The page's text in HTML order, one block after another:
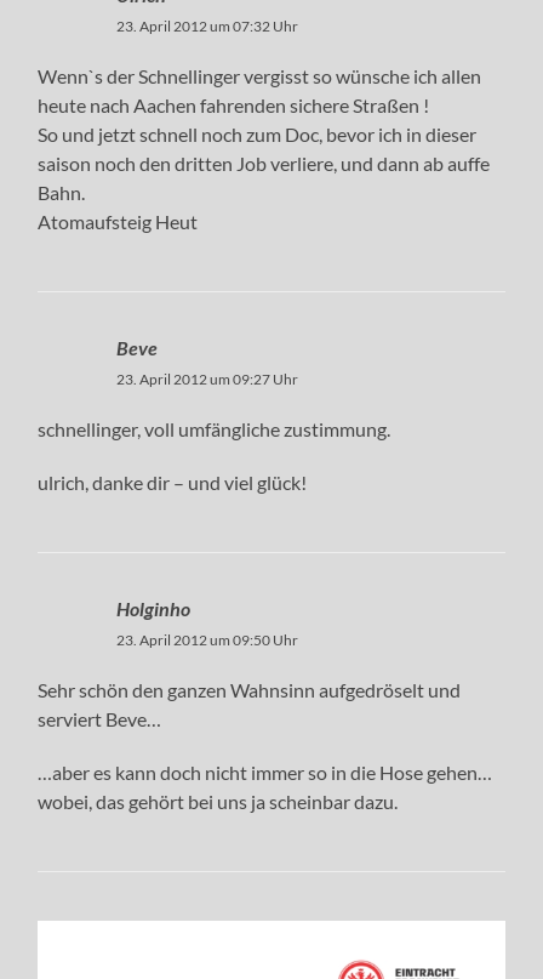
23. April 2012 um 07:32 Uhr
Wenn`s der Schnellinger vergisst so wünsche ich allen
heute nach Aachen fahrenden sichere Straßen !
So und jetzt schnell noch zum Doc, bevor ich in dieser
saison noch den dritten Job verliere, und dann ab auffe
Bahn.
Atomaufsteig Heut
Beve
23. April 2012 um 09:27 Uhr
schnellinger, voll umfängliche zustimmung.
ulrich, danke dir – und viel glück!
Holginho
23. April 2012 um 09:50 Uhr
Sehr schön den ganzen Wahnsinn aufgedröselt und
serviert Beve…
…aber es kann doch nicht immer so in die Hose gehen…
wobei, das gehört bei uns ja scheinbar dazu.